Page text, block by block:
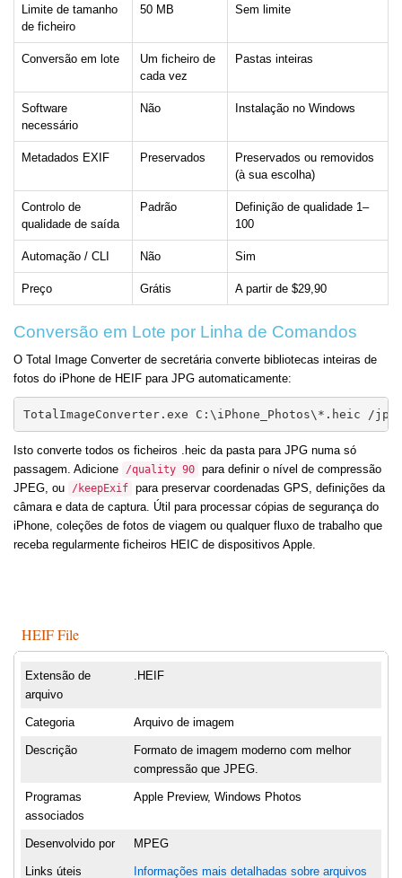
Limite de tamanho
de ficheiro
50 MB Sem limite
Conversão em lote
Um ficheiro de
cada vez
Pastas inteiras
Software
necessário
Não Instalação no Windows
Metadados EXIF Preservados
Preservados ou removidos
(à sua escolha)
Controlo de
qualidade de saída
Padrão
Definição de qualidade 1–
100
Automação / CLI Não Sim
Preço Grátis A partir de $29,90
Conversão em Lote por Linha de Comandos
O Total Image Converter de secretária converte bibliotecas inteiras de
fotos do iPhone de HEIF para JPG automaticamente:
TotalImageConverter.exe C:\iPhone_Photos\*.heic /jpg
Isto converte todos os ficheiros .heic da pasta para JPG numa só
passagem. Adicione
/quality 90 para definir o nível de compressão
JPEG, ou
/keepExif para preservar coordenadas GPS, definições da
câmara e data de captura. Útil para processar cópias de segurança do
iPhone, coleções de fotos de viagem ou qualquer fluxo de trabalho que
receba regularmente ficheiros HEIC de dispositivos Apple.
HEIF File
Extensão de
arquivo
.HEIF
Categoria Arquivo de imagem
Descrição
Formato de imagem moderno com melhor
compressão que JPEG.
Programas
associados
Apple Preview, Windows Photos
Desenvolvido por MPEG
Links úteis Informações mais detalhadas sobre arquivos